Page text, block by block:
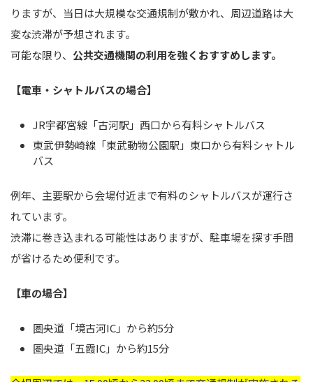
りますが、当日は大規模な交通規制が敷かれ、周辺道路は大
変な渋滞が予想されます。
可能な限り、 公共交通機関の利用を強くおすすめします。
【電車・シャトルバスの場合】
JR宇都宮線「古河駅」西口から有料シャトルバス
東武伊勢崎線「東武動物公園駅」東口から有料シャトル
バス
例年、主要駅から会場付近まで有料のシャトルバスが運行さ
れています。
渋滞に巻き込まれる可能性はありますが、駐車場を探す手間
が省けるため便利です。
【車の場合】
圏央道「境古河IC」から約5分
圏央道「五霞IC」から約15分